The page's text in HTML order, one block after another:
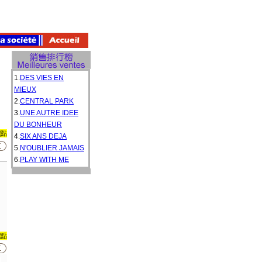
1.DES VIES EN
MIEUX
2.CENTRAL PARK
3.UNE AUTRE IDEE
DU BONHEUR
4.SIX ANS DEJA
5.N'OUBLIER JAMAIS
6.PLAY WITH ME